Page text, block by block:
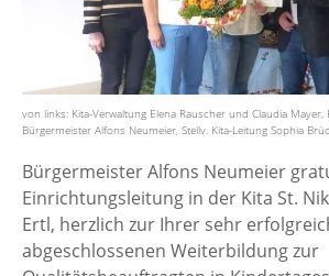
von links: Kita-Verwaltung Elena Rauscher und Claudia Mayer,
Bürgermeister Alfons Neumeier, Stellv. Kita-Leitung Sophia
Bürgermeister Alfons Neumeier
Einrichtungsleitung in der Kita St.
Ertl, herzlich zur Ihrer sehr
abgeschlossenen Weiterbildung zur